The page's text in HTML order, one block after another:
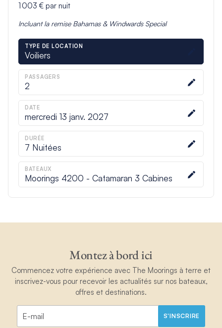
1 003 €par nuit
Incluant la remise Bahamas & Windwards Special
TYPE DE LOCATION
Voiliers
PASSAGERS
2
DATE
mercredi 13 janv. 2027
DURÉE
7 Nuitées
BATEAUX
Moorings 4200 - Catamaran 3 Cabines
Montez à bord ici
Commencez votre expérience avec The Moorings à terre et
inscrivez-vous pour recevoir les actualités sur nos bateaux,
offres et destinations.
S'INSCRIRE